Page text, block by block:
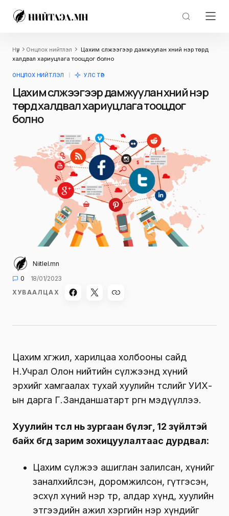
Нүүр Онцлох нийтлэл
Цахим сүлжээгээр дамжуулан хүний нэр төрд
халдвал хариуцлага тооцдог болно
ОНЦЛОХ НИЙТЛЭЛ УЛС ТӨР
Цахим сүлжээгээр дамжуулан хүний нэр
төрд халдвал хариуцлага тооцдог
болно
Niitlel.mn
0
18/01/2023
ХУВААЛЦАХ
Цахим хөгжил, харилцаа холбооны сайд
Н.Учрал Олон нийтийн сүлжээнд хүний
эрхийг хамгаалах тухай хуулийн төслийг УИХ-
ын дарга Г.Занданшатарт өргөн мэдүүллээ.
Хуулийн төсөл нь зургаан бүлэг, 12 зүйлтэй
байх бөгөөд зарим зохицуулалтаас дурдвал:
Цахим сүлжээ ашиглан залилсан, хүнийг
заналхийлсэн, доромжилсон, гүтгэсэн,
эсхүл хүний нэр төр, алдар хүнд, хуулийн
этгээдийн ажил хэргийн нэр хүндийг